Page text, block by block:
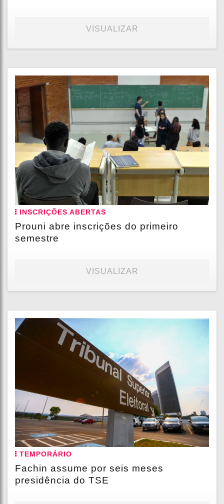
VISUALIZAR
INSCRIÇÕES ABERTAS
Prouni abre inscrições do primeiro
semestre
VISUALIZAR
TEMPORÁRIO
Fachin assume por seis meses
presidência do TSE